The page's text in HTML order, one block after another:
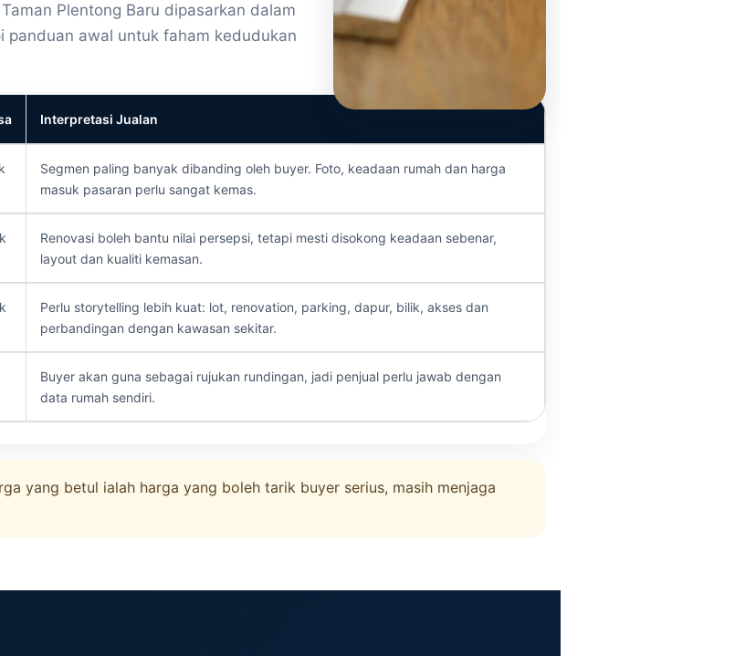
Plentong Baru dipasarkan dalam
awal untuk faham kedudukan
Interpretasi Jualan
Segmen paling banyak dibanding oleh buyer. Foto, keadaan rumah dan harga
masuk pasaran perlu sangat kemas.
Renovasi boleh bantu nilai persepsi, tetapi mesti disokong keadaan sebenar,
layout dan kualiti kemasan.
Perlu storytelling lebih kuat: lot, renovation, parking, dapur, bilik, akses dan
perbandingan dengan kawasan sekitar.
Buyer akan guna sebagai rujukan rundingan, jadi penjual perlu jawab dengan
data rumah sendiri.
yang betul ialah harga yang boleh tarik buyer serius, masih menjaga